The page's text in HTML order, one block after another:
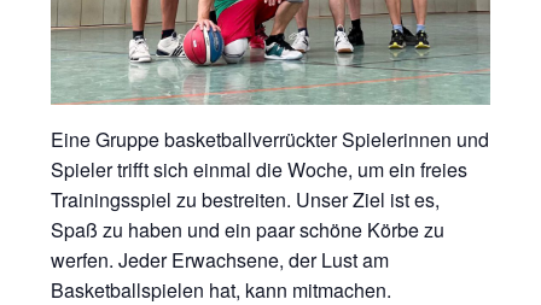
Eine Gruppe basketballverrückter Spielerinnen und
Spieler trifft sich einmal die Woche, um ein freies
Trainingsspiel zu bestreiten. Unser Ziel ist es,
Spaß zu haben und ein paar schöne Körbe zu
werfen. Jeder Erwachsene, der Lust am
Basketballspielen hat, kann mitmachen.